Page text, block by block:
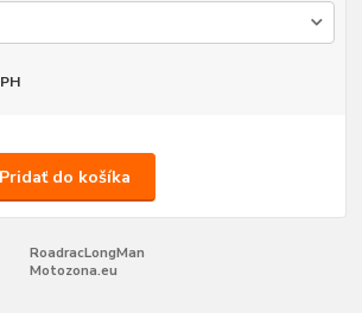
Pridať do košíka
RoadracLongMan
Motozona.eu